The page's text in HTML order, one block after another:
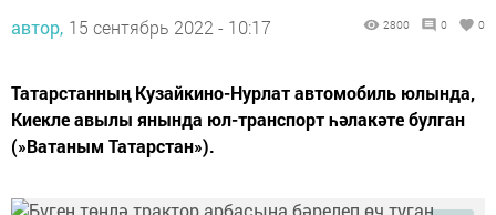
автор, 15 сентябрь 2022 - 10:17 2800 0 0
Татарстанның Кузайкино-Нурлат автомобиль юлында,
Киекле авылы янында юл-транспорт һәлакәте булган
(»Ватаным Татарстан»).